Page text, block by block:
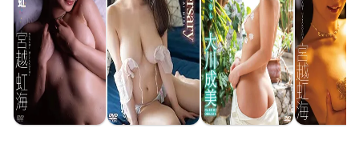
宮越虹海
花井美理
大川成美
宮越虹